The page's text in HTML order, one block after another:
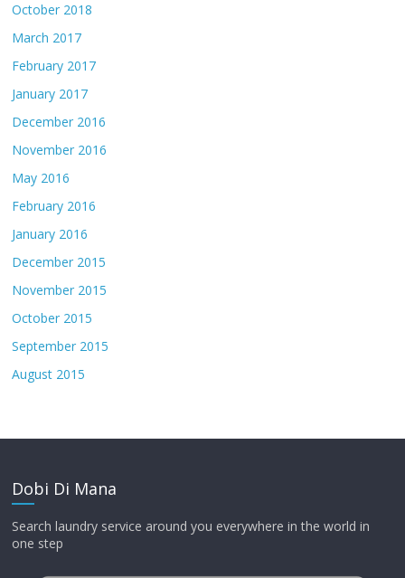
October 2018
March 2017
February 2017
January 2017
December 2016
November 2016
May 2016
February 2016
January 2016
December 2015
November 2015
October 2015
September 2015
August 2015
Dobi Di Mana
Search laundry service around you everywhere in the world in
one step